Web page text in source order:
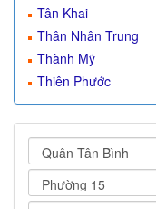
Tân Khai
Thân Nhân Trung
Thành Mỹ
Thiên Phước